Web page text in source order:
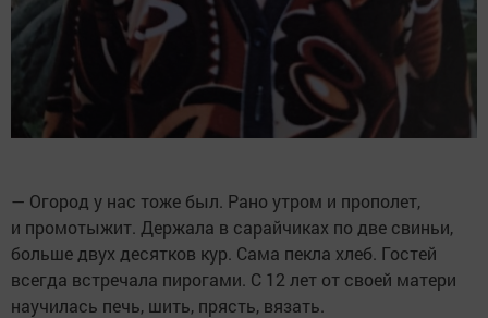
— Огород у нас тоже был. Рано утром и прополет,
и промотыжит. Держала в сарайчиках по две свиньи,
больше двух десятков кур. Сама пекла хлеб. Гостей
всегда встречала пирогами. С 12 лет от своей матери
научилась печь, шить, прясть, вязать.